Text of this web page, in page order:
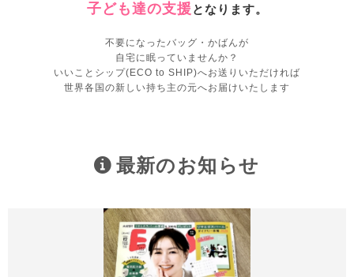
子ども達の支援 となります。
不要になったバッグ・かばんが
自宅に眠っていませんか？
いいことシップ(ECO to SHIP)へお送りいただければ
世界各国の新しい持ち主の元へお届けいたします
最新のお知らせ